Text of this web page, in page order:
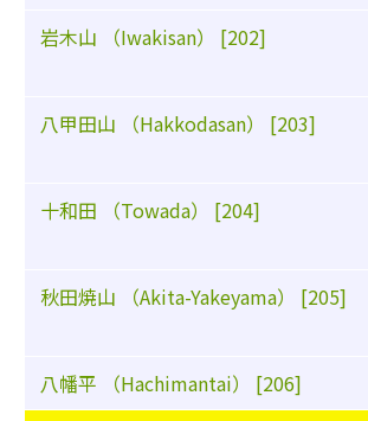
岩木山 （Iwakisan） [202]
八甲田山 （Hakkodasan） [203]
十和田 （Towada） [204]
秋田焼山 （Akita-Yakeyama） [205]
八幡平 （Hachimantai） [206]